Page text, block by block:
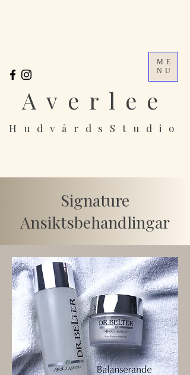
ME
NU
Averlee
HudvårdsStudio
Signature
Ansiktsbehandlingar